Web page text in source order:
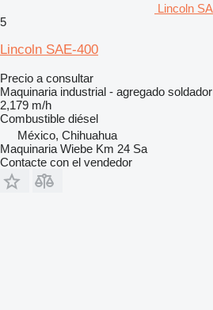
Lincoln
5
Lincoln SAE-400
Precio a consultar
Maquinaria industrial - agregado soldador
2,179 m/h
Combustible diésel
México, Chihuahua
Maquinaria Wiebe Km 24 Sa
Contacte con el vendedor